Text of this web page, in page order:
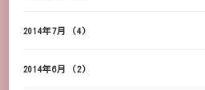
2014年7月 (4)
2014年6月 (2)